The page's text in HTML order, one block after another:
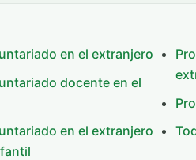
en el extranjero
docente en el
en el extranjero